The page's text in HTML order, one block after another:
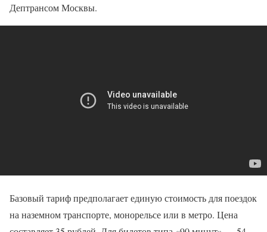
Дептрансом Москвы.
Базовый тариф предполагает единую стоимость для поездок
на наземном транспорте, монорельсе или в метро. Цена